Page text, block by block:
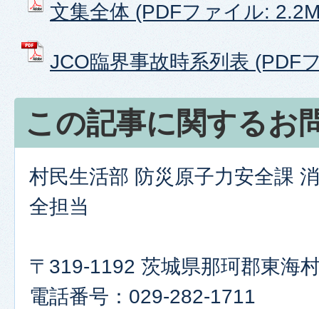
文集全体 (PDFファイル:
JCO臨界事故時系列表 (PDF
この記事に関するお
村民生活部 防災原子力安全課
全担当
〒319-1192 茨城県那珂郡東海
電話番号：029-282-1711